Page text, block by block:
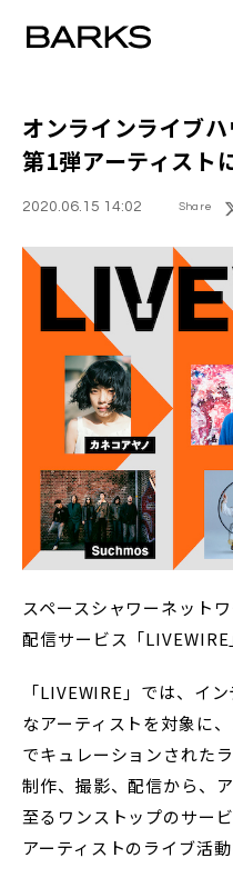
オンラインライブ
第1弾アーティスト
2020.06.15 14:02 Share
スペースシャワーネット
配信サービス「LIVEWIRE
「LIVEWIRE」では、イ
なアーティストを対象に
でキュレーションされた
制作、撮影、配信から、
至るワンストップのサー
アーティストのライブ活